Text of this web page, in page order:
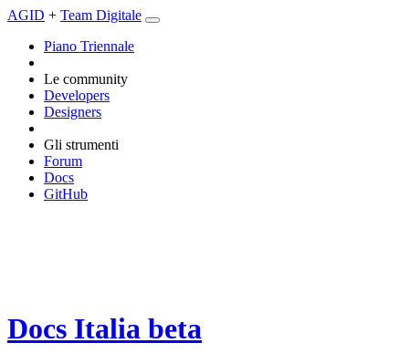
AGID + Team Digitale
Piano Triennale
Le community
Developers
Designers
Gli strumenti
Forum
Docs
GitHub
Docs Italia beta